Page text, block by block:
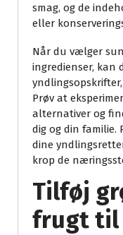
smag, og de
eller
Når du vælger
ingredienser, kan
Prøv at
alternativer og
dig og din familie.
dine
krop de
Tilføj
frugt til